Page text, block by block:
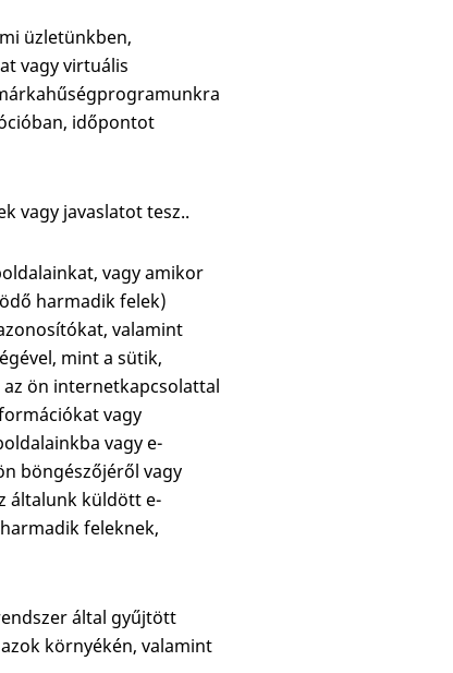
üzletünkben,
vagy virtuális
időpontot
vagy javaslatot tesz..
vagy amikor
harmadik felek)
valamint
mint a sütik,
ön internetkapcsolattal
vagy
vagy e-
böngészőjéről vagy
általunk küldött e-
feleknek,
által gyűjtött
környékén, valamint